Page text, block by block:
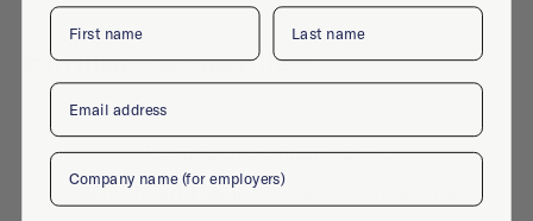
Similar companies
No similar companies yet
Want to add your company?
First name Last name
Email
Company